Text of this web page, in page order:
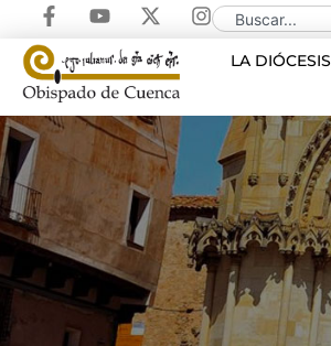
LA DIÓCESIS